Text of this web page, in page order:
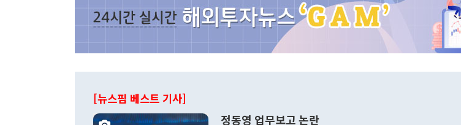
[뉴스핌 베스트 기사]
정동영 업무보고 논란